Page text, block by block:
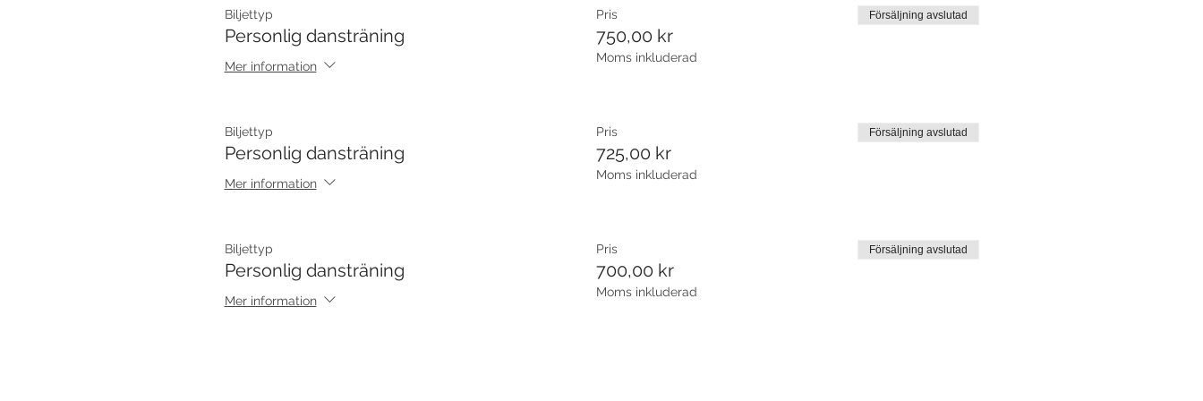
Biljettyp
Personlig dansträning
Mer information
Pris
750,00 kr
Moms inkluderad
Försäljning avslutad
Biljettyp
Personlig dansträning
Mer information
Pris
725,00 kr
Moms inkluderad
Försäljning avslutad
Biljettyp
Personlig dansträning
Mer information
Pris
700,00 kr
Moms inkluderad
Försäljning avslutad